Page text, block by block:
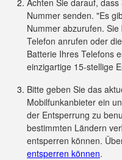
Achten Sie darauf, dass
Nummer senden. "Es
Nummer abzurufen.
Telefon anrufen oder
Batterie Ihres Telefons
einzigartige 15-stellige
Bitte geben Sie das
Mobilfunkanbieter ein
der Entsperrung zu
bestimmten Ländern
entsperren können.
entsperren können.